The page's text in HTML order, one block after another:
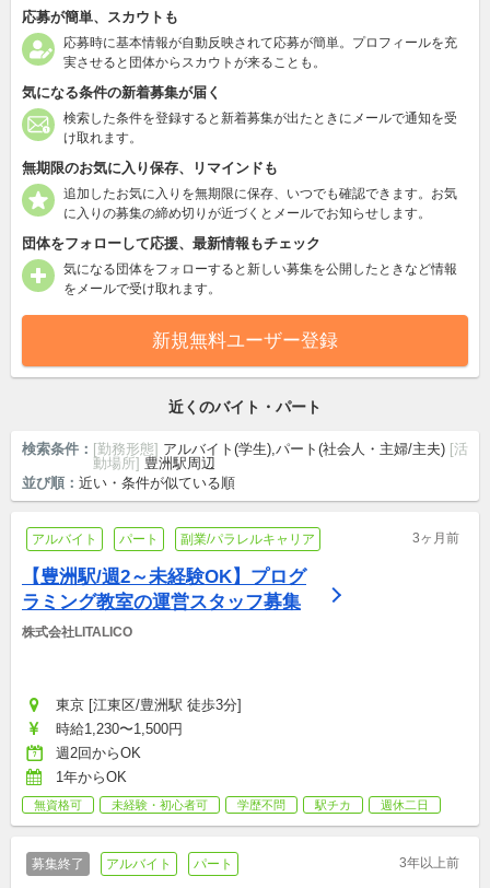
応募が簡単、スカウトも
応募時に基本情報が自動反映されて応募が簡単。プロフィールを充
実させると団体からスカウトが来ることも。
気になる条件の新着募集が届く
検索した条件を登録すると新着募集が出たときにメールで通知を受
け取れます。
無期限のお気に入り保存、リマインドも
追加したお気に入りを無期限に保存、いつでも確認できます。お気
に入りの募集の締め切りが近づくとメールでお知らせします。
団体をフォローして応援、最新情報もチェック
気になる団体をフォローすると新しい募集を公開したときなど情報
をメールで受け取れます。
新規無料ユーザー登録
近くのバイト・パート
検索条件： [勤務形態] アルバイト(学生),パート(社会人・主婦/主夫) [活
動場所] 豊洲駅周辺
並び順： 近い・条件が似ている順
アルバイト パート 副業/パラレルキャリア 3ヶ月前
【豊洲駅/週2～未経験OK】プログ
ラミング教室の運営スタッフ募集
株式会社LITALICO
東京 [江東区/豊洲駅 徒歩3分]
時給1,230〜1,500円
週2回からOK
1年からOK
無資格可 未経験・初心者可 学歴不問 駅チカ 週休二日
募集終了 アルバイト パート 3年以上前